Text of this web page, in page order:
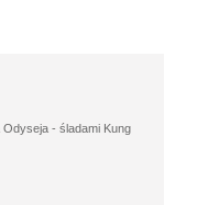
- śladami Kung